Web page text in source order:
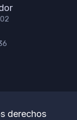
derechos